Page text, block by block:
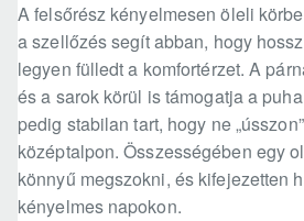
A felsőrész kényelmesen öleli
a szellőzés segít abban, hogy
legyen fülledt a komfortérzet. A
és a sarok körül is támogatja a
pedig stabilan tart, hogy ne
középtalpon. Összességében egy
könnyű megszokni, és kifejezetten
kényelmes napokon.